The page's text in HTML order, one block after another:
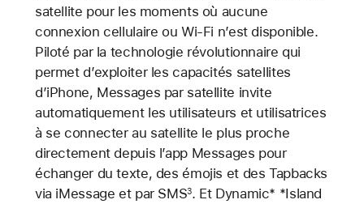
satellite pour les moments où aucune
connexion cellulaire ou Wi‑Fi n’est disponible.
Piloté par la technologie révolutionnaire qui
permet d’exploiter les capacités satellites
d’iPhone, Messages par satellite invite
automatiquement les utilisateurs et utilisatrices
à se connecter au satellite le plus proche
directement depuis l’app Messages pour
échanger du texte, des émojis et des Tapbacks
via iMessage et par SMS3. Et Dynamic* *Island